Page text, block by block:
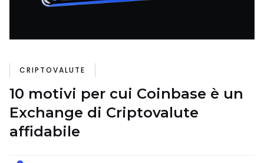
CRIPTOVALUTE
10 motivi per cui Coinbase è un
Exchange di Criptovalute
affidabile